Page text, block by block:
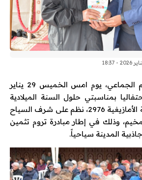
احتضن فضاء المخيم الجماعي، يوم امس الخميس 29 يناير
احتفاليا بمناسبتي حلول السنة الميلادية
الجديدة 2026 والسنة الأمازيغية 2976، نظم على شرف السياح
وذلك في إطار مبادرة تروم تثمين
المدينة سياحياً.